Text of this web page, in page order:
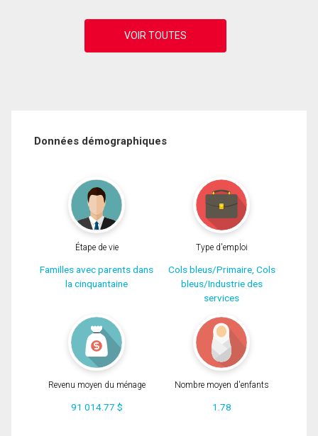
Données démographiques
Étape de vie
Familles avec parents dans
la cinquantaine
Type d'emploi
Cols bleus/Primaire, Cols
bleus/Industrie des
services
Revenu moyen du ménage
91 014.77 $
Nombre moyen d'enfants
1.78